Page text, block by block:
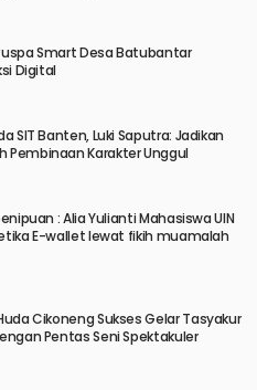
Smart Desa Batubantar
Digital
SIT Banten, Luki Saputra: Jadikan
Pembinaan Karakter Unggul
: Alia Yulianti Mahasiswa UIN
E-wallet lewat fikih muamalah
Cikoneng Sukses Gelar Tasyakur
Pentas Seni Spektakuler